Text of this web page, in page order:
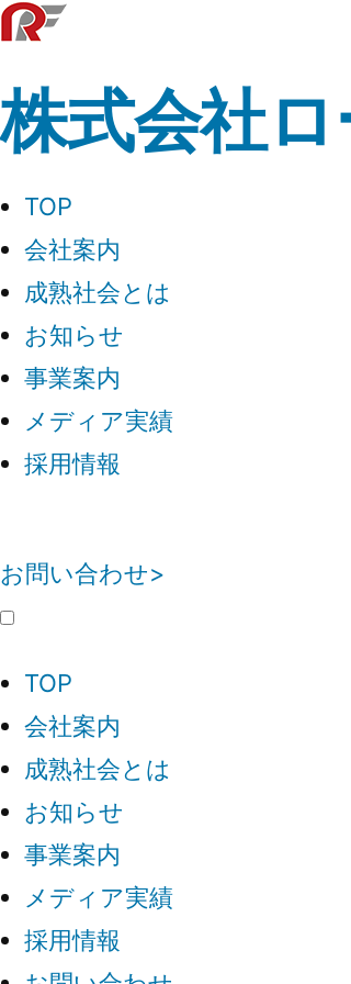
コ
テ
ン
株式会社
TOP
会社案内
成熟社会とは
お知らせ
事業案内
メディア実績
採用情報
お問い合わせ>
TOP
会社案内
成熟社会とは
お知らせ
事業案内
メディア実績
採用情報